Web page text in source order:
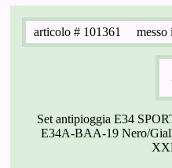
articolo # 101361 messo
Set antipioggia E34
E34A-BAA-19 Nero/